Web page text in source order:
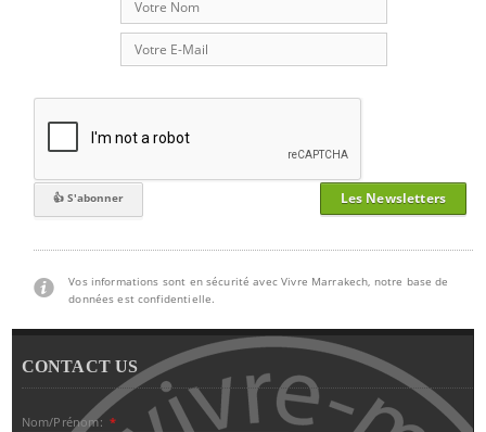
Les Newsletters
Vos informations sont en sécurité avec Vivre Marrakech, notre base de
données est confidentielle.
CONTACT US
Nom/Prénom: *